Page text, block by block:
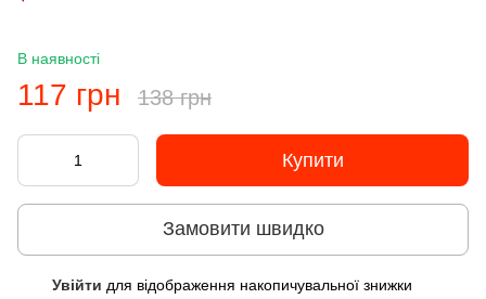
В наявності
117 грн 138 грн
Купити
Замовити швидко
Увійти для відображення накопичувальної знижки